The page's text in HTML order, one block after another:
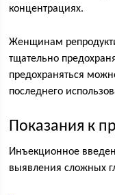
концентрациях.
Женщинам
тщательно
предохраняться
последнего
Показания к
Инъекционное
выявления сложных